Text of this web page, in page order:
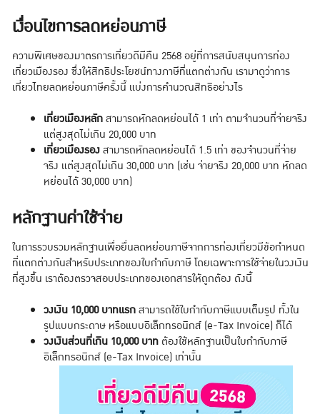
เงื่อนไขการลดหย่อนภาษี
ความพิเศษของมาตรการเที่ยวดีมีคืน 2568 อยู่ที่การสนับสนุนการท่อง
เที่ยวเมืองรอง ซึ่งให้สิทธิประโยชน์ทางภาษีที่แตกต่างกัน เรามาดูว่าการ
เที่ยวไทยลดหย่อนภาษีครั้งนี้ แบ่งการคำนวณสิทธิอย่างไร
เที่ยวเมืองหลักสามารถหักลดหย่อนได้ 1 เท่า ตามจำนวนที่จ่ายจริง
แต่สูงสุดไม่เกิน 20,000 บาท
เที่ยวเมืองรองสามารถหักลดหย่อนได้ 1.5 เท่า ของจำนวนที่จ่าย
จริง แต่สูงสุดไม่เกิน 30,000 บาท (เช่น จ่ายจริง 20,000 บาท หักลด
หย่อนได้ 30,000 บาท)
หลักฐานค่าใช้จ่าย
ในการรวบรวมหลักฐานเพื่อยื่นลดหย่อนภาษีจากการท่องเที่ยวมีข้อกำหนด
ที่แตกต่างกันสำหรับประเภทของใบกำกับภาษี โดยเฉพาะการใช้จ่ายในวงเงิน
ที่สูงขึ้น เราต้องตรวจสอบประเภทของเอกสารให้ถูกต้อง ดังนี้
วงเงิน 10,000 บาทแรกสามารถใช้ใบกำกับภาษีแบบเต็มรูป ทั้งใน
รูปแบบกระดาษ หรือแบบอิเล็กทรอนิกส์ (e-Tax Invoice) ก็ได้
วงเงินส่วนที่เกิน 10,000 บาทต้องใช้หลักฐานเป็นใบกำกับภาษี
อิเล็กทรอนิกส์ (e-Tax Invoice) เท่านั้น